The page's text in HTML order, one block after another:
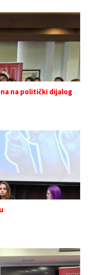
na politički dijalog